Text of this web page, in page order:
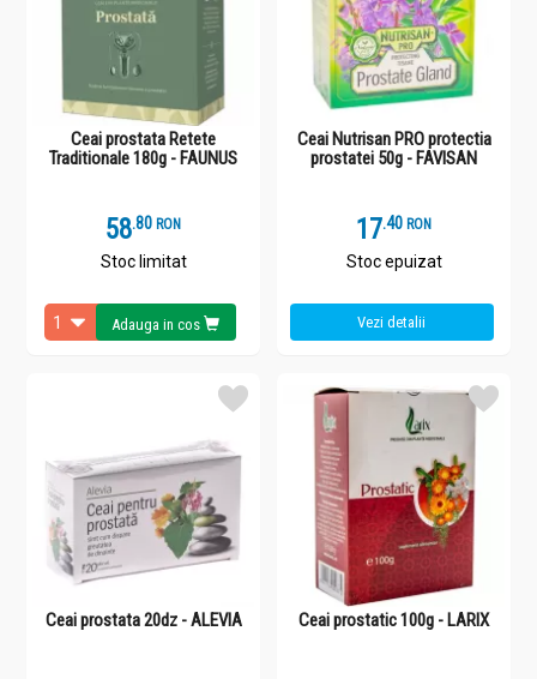
Ceai prostata Retete
Traditionale 180g - FAUNUS
58.8 RON
Stoc limitat
Adauga in cos
Ceai Nutrisan PRO protectia
prostatei 50g - FAVISAN
17.4 RON
Stoc epuizat
Vezi detalii
Ceai prostata 20dz - ALEVIA Ceai prostatic 100g - LARIX